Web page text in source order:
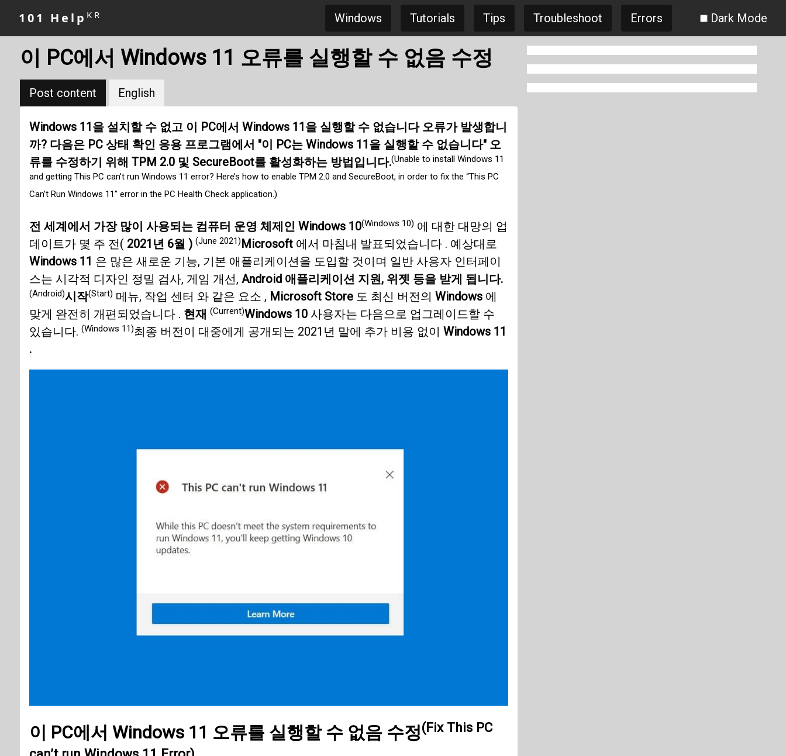
101 Help KR Windows Tutorials Tips Troubleshoot Errors Dark Mode
이 PC에서 Windows 11 오류를 실행할 수 없음 수정
Post content English
Windows 11을 설치할 수 없고 이 PC에서 Windows 11을 실행할 수 없습니다 오류가 발생합니
까? 다음은 PC 상태 확인 응용 프로그램에서 "이 PC는 Windows 11을 실행할 수 없습니다" 오
류를 수정하기 위해 TPM 2.0 및 SecureBoot를 활성화하는 방법입니다.(Unable to install Windows 11
and getting This PC can’t run Windows 11 error? Here’s how to enable TPM 2.0 and SecureBoot, in order to fix the “This PC
Can’t Run Windows 11” error in the PC Health Check application.)
전 세계에서 가장 많이 사용되는 컴퓨터 운영 체제인 Windows 10(Windows 10) 에 대한 대망의 업
데이트가 몇 주 전( 2021년 6월 ) (June 2021) Microsoft에서 마침내 발표되었습니다 . 예상대로
Windows 11 은 많은 새로운 기능, 기본 애플리케이션을 도입할 것이며 일반 사용자 인터페이
스는 시각적 디자인 정밀 검사, 게임 개선, Android 애플리케이션 지원, 위젯 등을 받게 됩니다.
(Android)시작(Start) 메뉴, 작업 센터 와 같은 요소 , Microsoft Store도 최신 버전의 Windows에
맞게 완전히 개편되었습니다 . 현재 (Current)Windows 10사용자는 다음으로 업그레이드할 수
있습니다. (Windows 11)최종 버전이 대중에게 공개되는 2021년 말에 추가 비용 없이 Windows 11
.
이 PC에서 Windows 11 오류를 실행할 수 없음 수정(Fix This PC